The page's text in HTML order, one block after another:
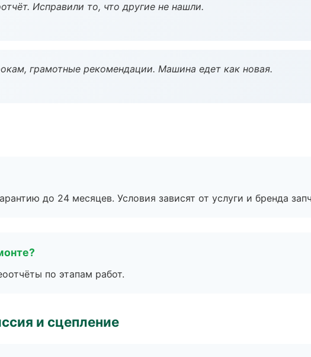
Исправили то, что другие не нашли.
грамотные рекомендации. Машина едет как новая.
до 24 месяцев. Условия зависят от услуги и бренда
по этапам работ.
и сцепление